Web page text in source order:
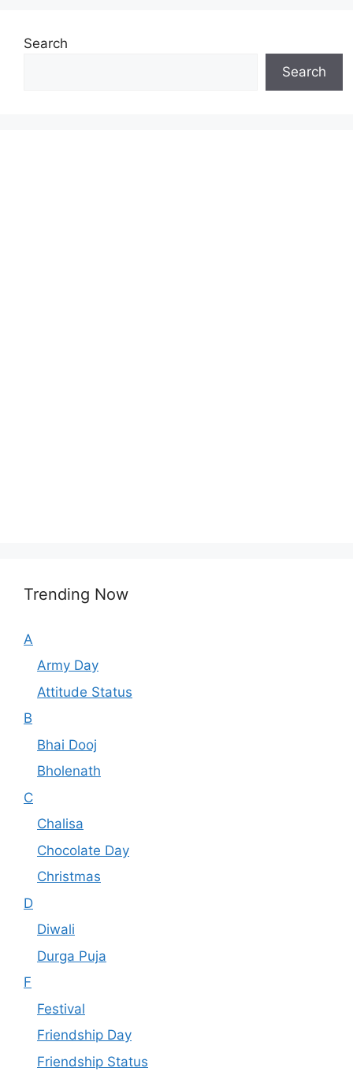
Search
Search
Trending Now
A
Army Day
Attitude Status
B
Bhai Dooj
Bholenath
C
Chalisa
Chocolate Day
Christmas
D
Diwali
Durga Puja
F
Festival
Friendship Day
Friendship Status